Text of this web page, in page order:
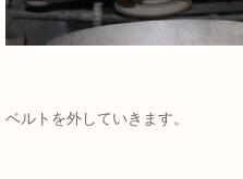
ベルトを外していきます。